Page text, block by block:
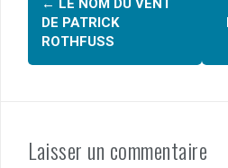
o
k
d'article
← LE NOM DU VENT
DE PATRICK
ROTHFUSS
Laisser un commentaire